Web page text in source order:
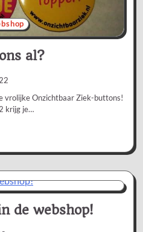
al?
vrolijke Onzichtbaar Ziek-buttons!
krijg je…
de webshop!